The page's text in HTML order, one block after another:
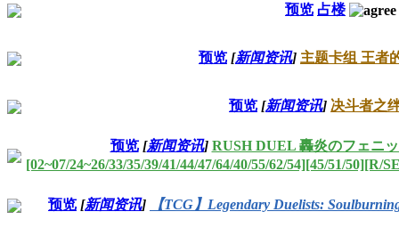
预览 占楼
预览 [新闻资讯] 主题卡组 王者
预览 [新闻资讯] 决斗者之
预览 [新闻资讯] RUSH DUEL 轟炎のフェニ
[02~07/24~26/33/35/39/41/44/47/64/40/55/62/54][45/51/50][R/
预览 [新闻资讯] 【TCG】Legendary Duelists: